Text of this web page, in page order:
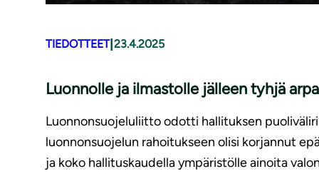
TIEDOTTEET|23.4.2025
Luonnolle ja ilmastolle jälleen tyhjä
Luonnonsuojeluliitto odotti hallituksen
luonnonsuojelun rahoitukseen olisi korjannut
ja koko hallituskaudella ympäristölle ainoita